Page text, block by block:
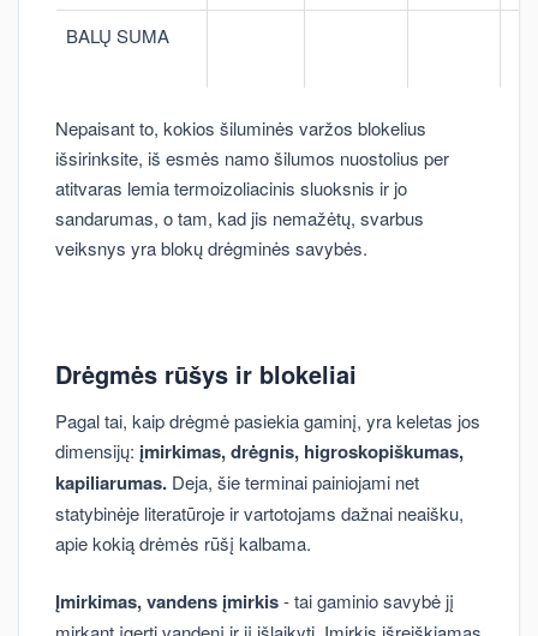
BALŲ SUMA
Nepaisant to, kokios šiluminės varžos blokelius
išsirinksite, iš esmės namo šilumos nuostolius per
atitvaras lemia termoizoliacinis sluoksnis ir jo
sandarumas, o tam, kad jis nemažėtų, svarbus
veiksnys yra blokų drėgminės savybės.
Drėgmės rūšys ir blokeliai
Pagal tai, kaip drėgmė pasiekia gaminį, yra keletas jos
dimensijų: įmirkimas, drėgnis, higroskopiškumas,
kapiliarumas. Deja, šie terminai painiojami net
statybinėje literatūroje ir vartotojams dažnai neaišku,
apie kokią drėmės rūšį kalbama.
Įmirkimas, vandens įmirkis- tai gaminio savybė jį